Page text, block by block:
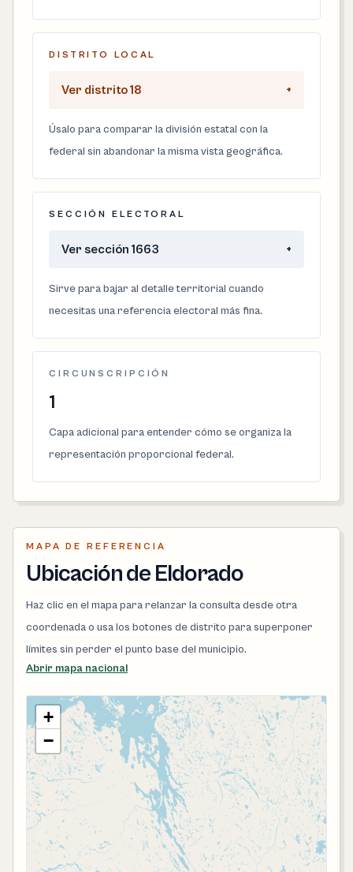
DISTRITO LOCAL
Ver distrito 18 +
Úsalo para comparar la división estatal con la
federal sin abandonar la misma vista geográfica.
SECCIÓN ELECTORAL
Ver sección 1663 +
Sirve para bajar al detalle territorial cuando
necesitas una referencia electoral más fina.
CIRCUNSCRIPCIÓN
1
Capa adicional para entender cómo se organiza la
representación proporcional federal.
MAPA DE REFERENCIA
Ubicación de Eldorado
Haz clic en el mapa para relanzar la consulta desde otra
coordenada o usa los botones de distrito para superponer
límites sin perder el punto base del municipio.
Abrir mapa nacional
+
−